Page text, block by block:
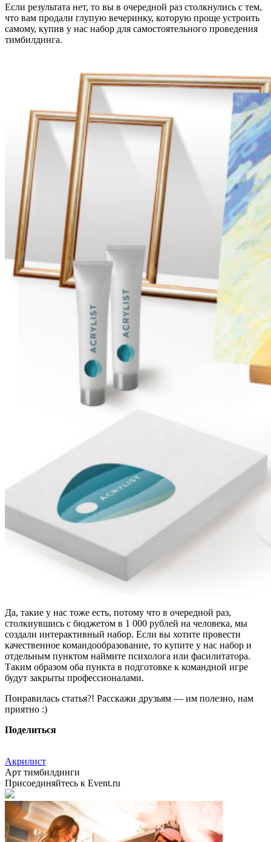
Если результата нет, то вы в очередной раз столкнулись с тем,
что вам продали глупую вечеринку, которую проще устроить
самому, купив у нас набор для самостоятельного проведения
тимбилдинга.
Да, такие у нас тоже есть, потому что в очередной раз,
столкнувшись с бюджетом в 1 000 рублей на человека, мы
создали интерактивный набор. Если вы хотите провести
качественное командообразование, то купите у нас набор и
отдельным пунктом наймите психолога или фасилитатора.
Таким образом оба пункта в подготовке к командной игре
будут закрыты профессионалами.
Понравилась статья?! Расскажи друзьям — им полезно, нам
приятно :)
Поделиться
Акрилист
Арт тимбилдинги
Присоединяйтесь к Event.ru